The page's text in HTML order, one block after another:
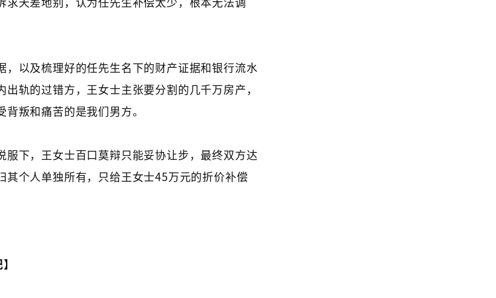
以及梳理好的任先生名下的财产证据和银行流水
轨的过错方，王女士主张要分割的几千万房产，
叛和痛苦的是我们男方。
下，王女士百口莫辩只能妥协让步，最终双方达
个人单独所有，只给王女士45万元的折价补偿